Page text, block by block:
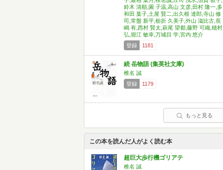
鈴木 清順,園 子温,高山 文彦,田村 隆一,多
和田 葉子,土屋 賢二,出久根 達郎,寺山 修
司,常盤 新平,栃折 久美子,外山 滋比古,長
嶋 有,西村 賢太,萩尾 望都,藤野 可織,穂村
弘,堀江 敏幸,万城目 学,宮内 悠介
登録
1181
続 岳物語 (集英社文庫)
椎名 誠
登録
1179
もっと見る
この本を読んだ人がよく読む本
超巨大歩行機ゴリアテ
椎名 誠